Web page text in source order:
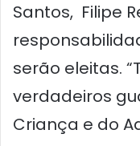
Santos, Filipe
serão eleitas.
verdadeiros
Criança e do